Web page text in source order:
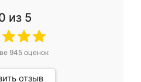
из 5
945оценок
отзыв